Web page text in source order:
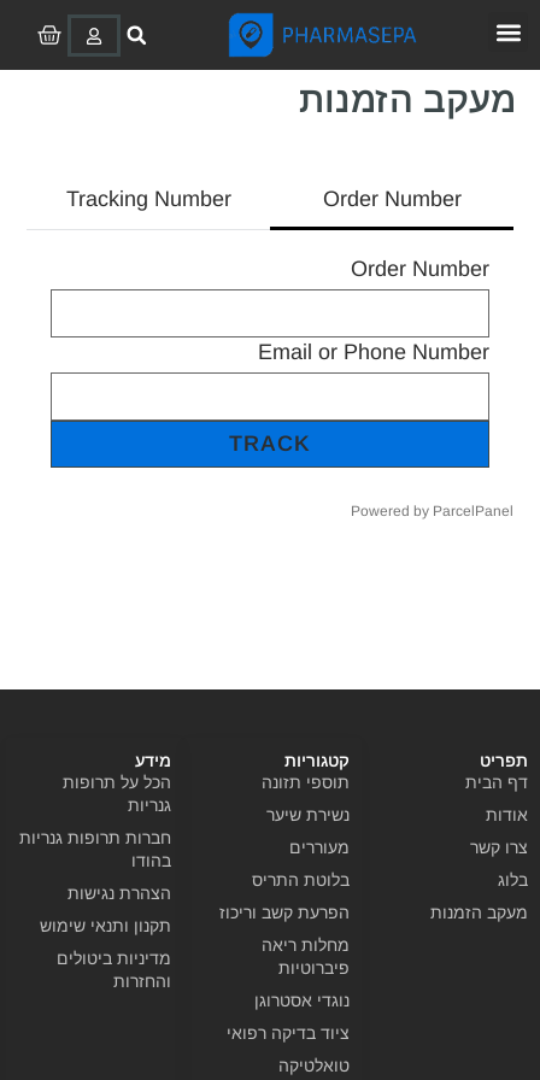
מעקב הזמנות
TRACK
Order Number
Tracking Number
Order Number
Email or Phone Number
TRACK
Powered by ParcelPanel
תפריט
דף הבית
אודות
צרו קשר
בלוג
מעקב הזמנות
קטגוריות
תוספי תזונה
נשירת שיער
מעוררים
בלוטת התריס
הפרעת קשב וריכוז
מחלות ריאה
פיברוטיות
נוגדי אסטרוגן
ציוד בדיקה רפואי
טואלטיקה
מידע
הכל על תרופות
גנריות
חברות תרופות גנריות
בהודו
הצהרת נגישות
תקנון ותנאי שימוש
מדיניות ביטולים
והחזרות